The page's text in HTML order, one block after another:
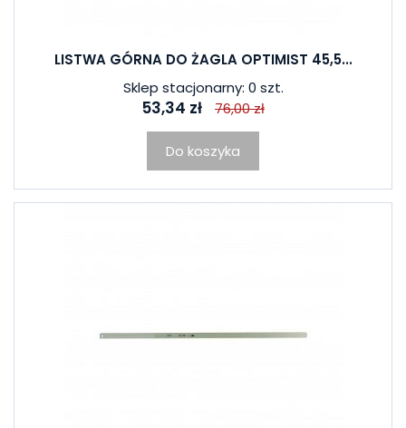
LISTWA GÓRNA DO ŻAGLA OPTIMIST 45,5...
Sklep stacjonarny: 0 szt.
53,34 zł 76,00 zł
Do koszyka